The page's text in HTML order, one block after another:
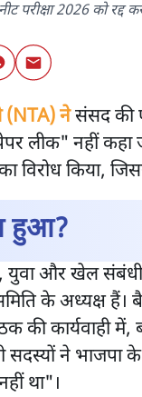
परीक्षा 2026 को रद्द
(NTA) नेसंसद की
लीक" नहीं
विरोध किया,
हुआ?
युवा और खेल
के अध्यक्ष
की कार्यवाही
सदस्यों ने
था"।